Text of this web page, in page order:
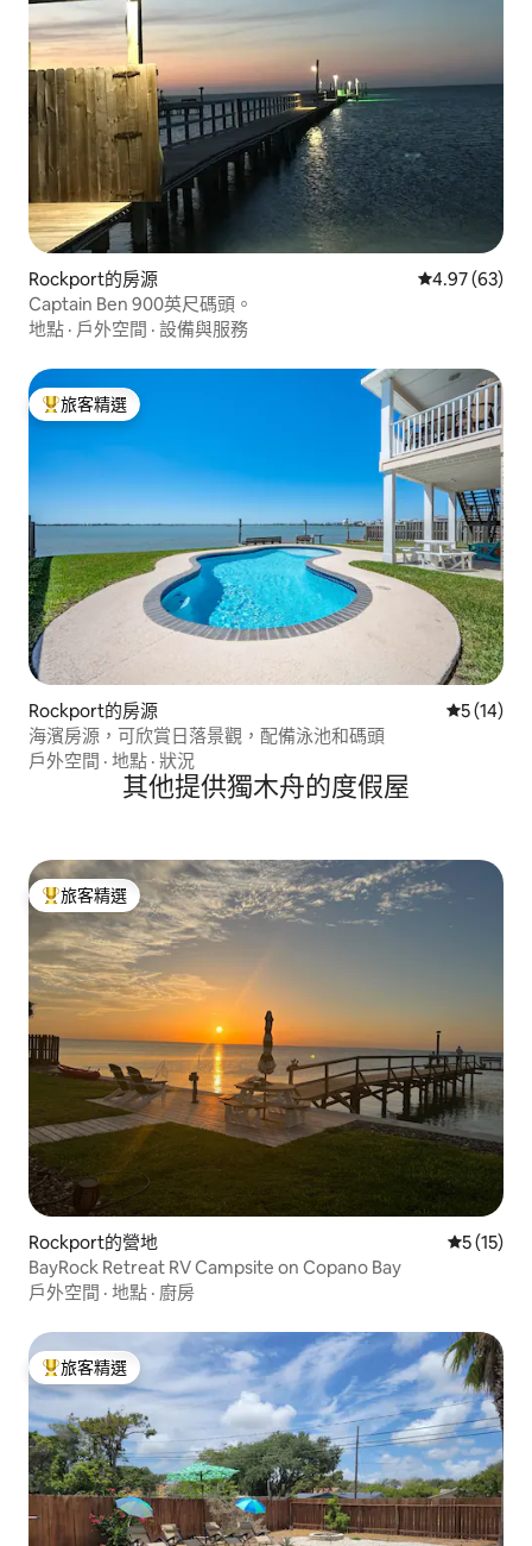
Rockport的房源 從 63 則評價
4.97 (63)
Captain Ben 900英尺碼頭。
地點 · 戶外空間 · 設備與服務
旅客精選榜首
旅客精選
Rockport的房源 從 14 則
5 (14)
海濱房源，可欣賞日落景觀，配備泳池和碼頭
戶外空間 · 地點 · 狀況
其他提供獨木舟的度假屋
旅客精選榜首
旅客精選
Rockport的營地 從 15 則
5 (15)
BayRock Retreat RV Campsite on Copano Bay
戶外空間 · 地點 · 廚房
旅客精選榜首
旅客精選